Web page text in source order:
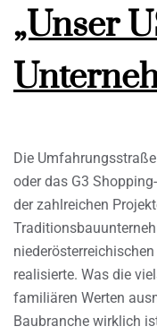
„Unser
Die
oder das G3
der zahlreichen
realisierte. Was die
familiären Werten
Baubranche wirklich